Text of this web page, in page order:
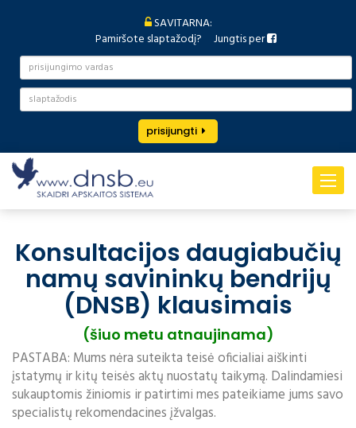
SAVITARNA:
Pamiršote slaptažodį?
Jungtis per
prisijungti
Toggle
Konsultacijos daugiabučių
namų savininkų bendrijų
(DNSB) klausimais
(šiuo metu atnaujinama)
PASTABA: Mums nėra suteikta teisė oficialiai aiškinti
įstatymų ir kitų teisės aktų nuostatų taikymą. Dalindamiesi
sukauptomis žiniomis ir patirtimi mes pateikiame jums savo
specialistų rekomendacines įžvalgas.